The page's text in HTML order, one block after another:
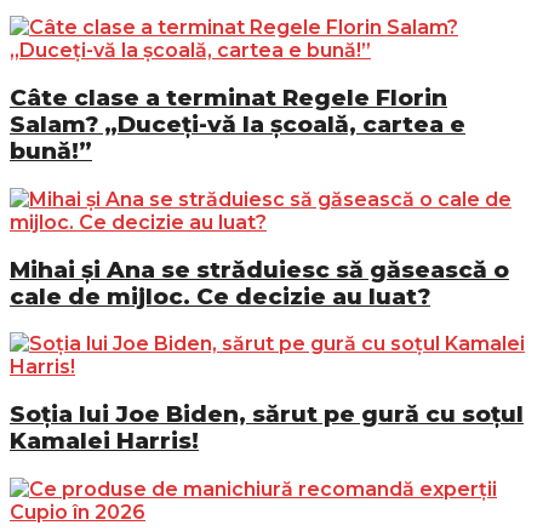
Câte clase a terminat Regele Florin
Salam? „Duceți-vă la școală, cartea e
bună!”
Mihai și Ana se străduiesc să găsească o
cale de mijloc. Ce decizie au luat?
Soția lui Joe Biden, sărut pe gură cu soțul
Kamalei Harris!